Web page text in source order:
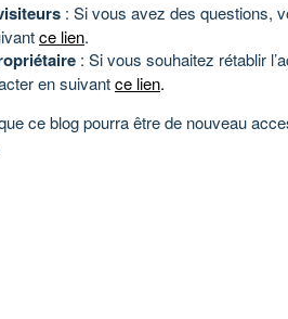
: Si vous avez des questions,
ce lien.
: Si vous souhaitez rétablir
en suivantce lien.
ce blog pourra être de nouveau